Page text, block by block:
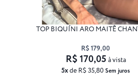
TOP BIQUÍNI ARO MAITÊ
R$ 179,00
5xde R$ 35,80 Sem juros
R$ 170,05 à vista